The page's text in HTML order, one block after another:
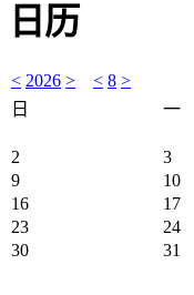
日历
< 2026 > < 8 >
日
一
2 3
9
10
16
17
23
24
30
31